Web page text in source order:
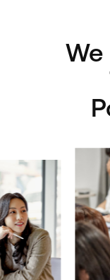
We